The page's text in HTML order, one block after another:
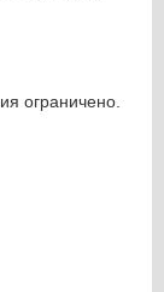
ограничено.